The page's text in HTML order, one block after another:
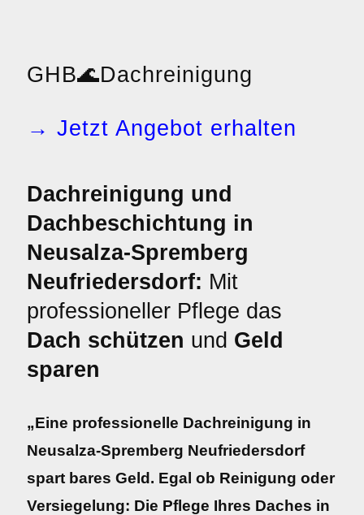
GHB🌊Dachreinigung
→ Jetzt Angebot erhalten
Dachreinigung und
Dachbeschichtung in
Neusalza-Spremberg
Neufriedersdorf: Mit
professioneller Pflege das
Dach schützen und Geld
sparen
„Eine professionelle Dachreinigung in
Neusalza-Spremberg Neufriedersdorf
spart bares Geld. Egal ob Reinigung oder
Versiegelung: Die Pflege Ihres Daches in